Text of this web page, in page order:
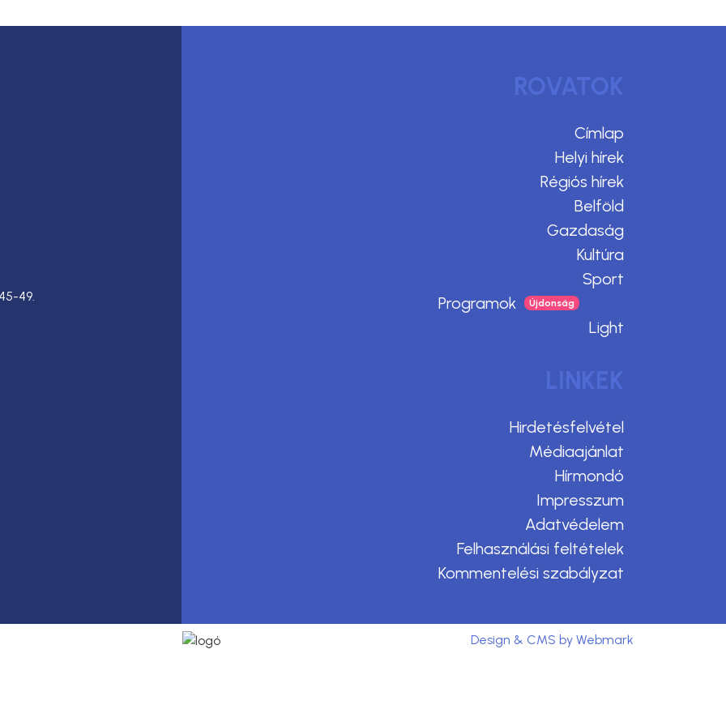
49.
ROVATOK
Címlap
Helyi hírek
Régiós hírek
Belföld
Gazdaság
Kultúra
Sport
Programok
Light
LINKEK
Hirdetésfelvétel
Médiaajánlat
Hírmondó
Impresszum
Adatvédelem
Felhasználási feltételek
Kommentelési szabályzat
Design & CMS by Webmark